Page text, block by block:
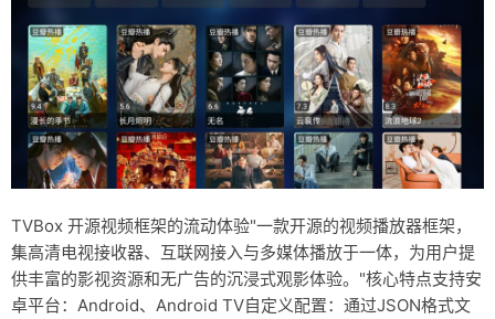
摸鱼
TVBox 开源视频框架的流动体验"一款开源的视频播放器框架，
集高清电视接收器、互联网接入与多媒体播放于一体，为用户提
供丰富的影视资源和无广告的沉浸式观影体验。"核心特点支持安
卓平台：Android、Android TV自定义配置：通过JSON格式文